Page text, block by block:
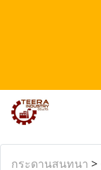
กระดานสนทนา >